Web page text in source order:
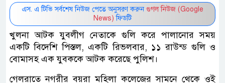
এস. এ টিভি সর্বশেষ নিউজ পেতে অনুসরণ করুন গুগল নিউজ (Google
News) ফিডটি
খুলনা আটক যুবলীগ নেতাকে গুলি করে পালানোর সময়
একটি বিদেশি পিস্তল, একটি রিভলবার, ১১ রাউন্ড গুলি ও
বোমাসহ এক যুবককে আটক করেছে পুলিশ।
গেলরাতে নগরীর বয়রা মহিলা কলেজের সামনে থেকে ওই